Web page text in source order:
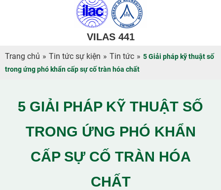
VILAS 441
Trang chủ » Tin tức sự kiện » Tin tức » 5 Giải pháp kỹ thuật số
trong ứng phó khẩn cấp sự cố tràn hóa chất
5 GIẢI PHÁP KỸ THUẬT SỐ
TRONG ỨNG PHÓ KHẨN
CẤP SỰ CỐ TRÀN HÓA
CHẤT